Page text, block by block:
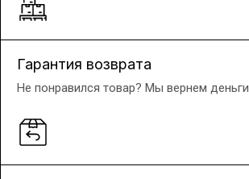
Гарантия возврата
Не понравился товар? Мы вернем деньги